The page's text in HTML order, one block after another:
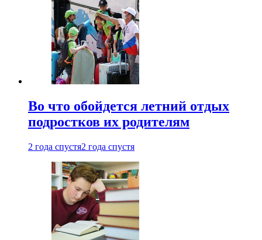
Во что обойдется летний отдых
подростков их родителям
2 года спустя2 года спустя